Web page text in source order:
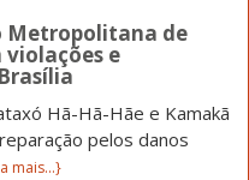
Metropolitana de
e
Hã-Hã-Hãe e Kamakã
pelos danos
mais...}